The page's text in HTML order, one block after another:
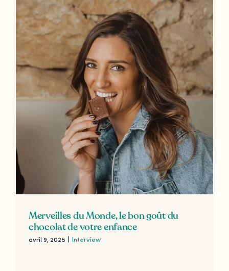
Merveilles du Monde, le bon goût du
chocolat de votre enfance
avril 9, 2025 Interview